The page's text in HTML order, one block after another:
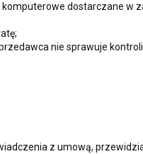
dostarczane w
nie sprawuje
z umową,